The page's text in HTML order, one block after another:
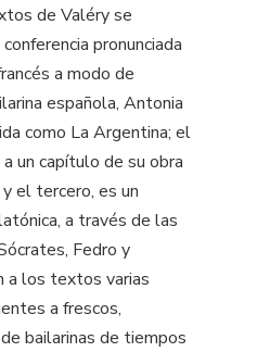
de Valéry se
pronunciada
a modo de
española, Antonia
como La Argentina; el
un capítulo de su obra
el tercero, es un
a través de las
Fedro y
a los textos varias
a frescos,
bailarinas de tiempos